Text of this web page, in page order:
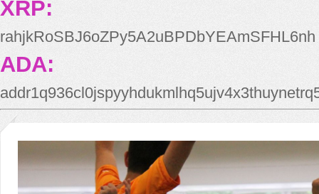
XRP:
rahjkRoSBJ6oZPy5A2uBPDbYEAmSFHL6nh
ADA: